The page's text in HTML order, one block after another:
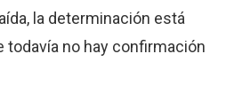
la determinación está
todavía no hay confirmación